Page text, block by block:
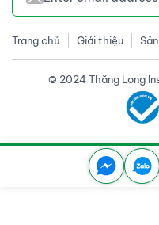
Trang chủ Giới thiệu
© 2024 Thăng Long